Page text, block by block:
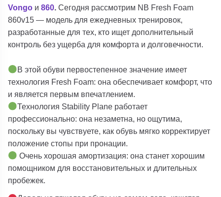
Vongo и 860. Сегодня рассмотрим NB Fresh Foam
860v15 — модель для ежедневных тренировок,
разработанные для тех, кто ищет дополнительный
контроль без ущерба для комфорта и долговечности.
В этой обуви первостепенное значение имеет
технология Fresh Foam: она обеспечивает комфорт, что
и является первым впечатлением.
Технология Stability Plane работает
профессионально: она незаметна, но ощутима,
поскольку вы чувствуете, как обувь мягко корректирует
положение стопы при пронации.
Очень хорошая амортизация: она станет хорошим
помощником для восстановительных и длительных
пробежек.